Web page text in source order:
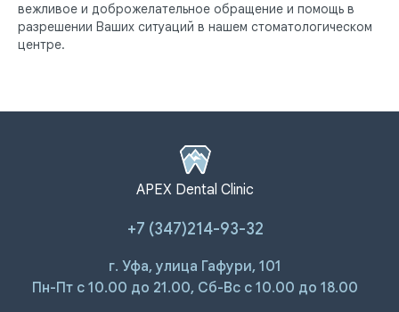
вежливое и доброжелательное обращение и помощь в
разрешении Ваших ситуаций в нашем стоматологическом
центре.
APEX Dental Clinic
+7 (347)214-93-32
г. Уфа, улица Гафури, 101
Пн-Пт с 10.00 до 21.00, Сб-Вс с 10.00 до 18.00